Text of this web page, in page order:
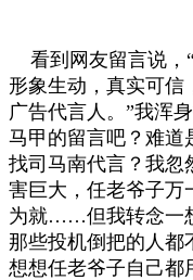
看到网友留言说，
形象生动，真实可信
广告代言人。”我浑
马甲的留言吧？难道
找司马南代言？我忽
害巨大，任老爷子万
为就……但我转念一
那些投机倒把的人都
想想任老爷子自己都